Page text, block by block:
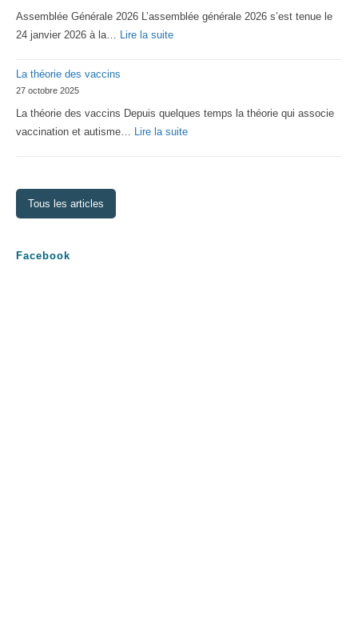
Lorraine
Assemblée Générale 2026 L’assemblée générale 2026 s’est tenue le
24 janvier 2026 à la… Lire la suite:
La théorie des vaccins
27 octobre 2025
La théorie des vaccins Depuis quelques temps la théorie qui associe
vaccination et autisme… Lire la suite:
Tous les articles
Facebook